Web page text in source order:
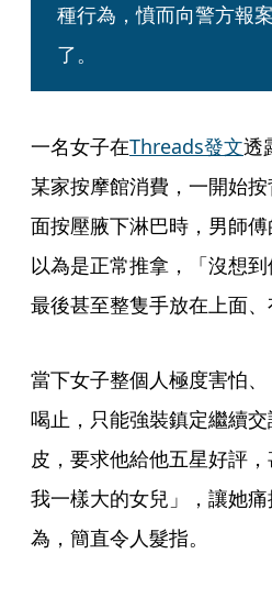
種行為，憤而向警方報
了。
一名女子在Threads發文透
某家按摩館消費，一開始
面按壓腋下淋巴時，男師
以為是正常推拿，「沒想
最後甚至整隻手放在上面、
當下女子整個人極度害怕
喝止，只能強裝鎮定繼續
皮，要求他給他五星好評
我一樣大的女兒」，讓她
為，簡直令人髮指。